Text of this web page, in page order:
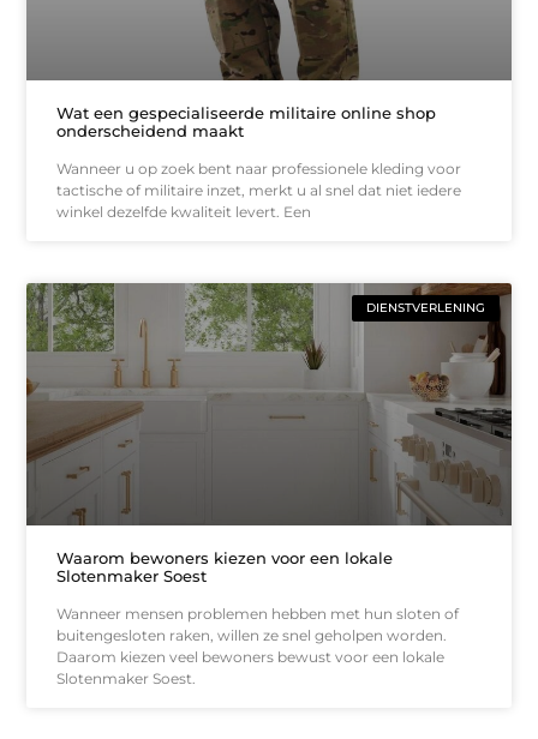
Wat een gespecialiseerde militaire online shop
onderscheidend maakt
Wanneer u op zoek bent naar professionele kleding voor
tactische of militaire inzet, merkt u al snel dat niet iedere
winkel dezelfde kwaliteit levert. Een
DIENSTVERLENING
Waarom bewoners kiezen voor een lokale
Slotenmaker Soest
Wanneer mensen problemen hebben met hun sloten of
buitengesloten raken, willen ze snel geholpen worden.
Daarom kiezen veel bewoners bewust voor een lokale
Slotenmaker Soest.